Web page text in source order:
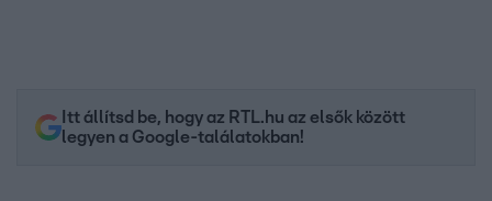
Itt állítsd be, hogy az RTL.hu az elsők között
legyen a Google-találatokban!